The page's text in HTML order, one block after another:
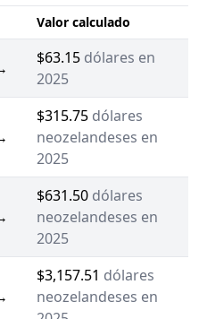
Valor calculado
$63.15 dólares en
2025
$315.75 dólares
neozelandeses en
2025
$631.50 dólares
neozelandeses en
2025
$3,157.51 dólares
neozelandeses en